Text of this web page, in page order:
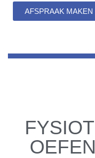
AFSPRAAK MAKEN